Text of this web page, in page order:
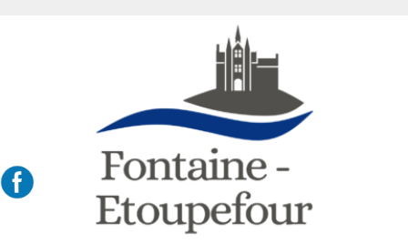
Mairie de Fontaine Etoupefour